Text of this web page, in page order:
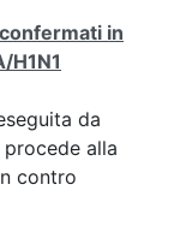
in
H1N1
da
alla
contro